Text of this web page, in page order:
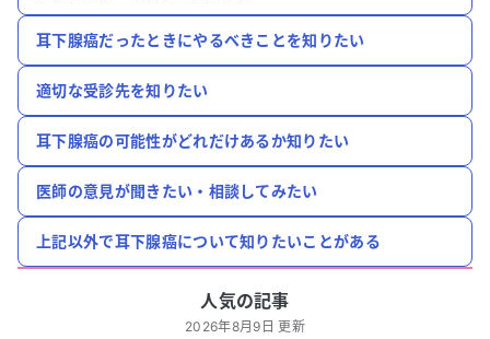
耳下腺癌だったときにやるべきことを知りたい
適切な受診先を知りたい
耳下腺癌の可能性がどれだけあるか知りたい
医師の意見が聞きたい・相談してみたい
上記以外で耳下腺癌について知りたいことがある
人気の記事
2026年8月9日 更新